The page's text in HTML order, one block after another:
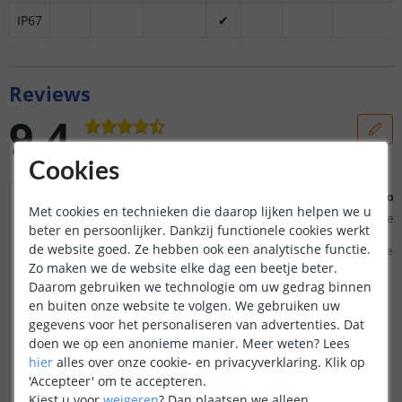
IP67 ✔
Reviews
9.4 Gebaseerd op 3 reviews
Besteld en geleverd als onderdeel van een
complete set, samengesteld met behulp
van een vriendelijke medewerkster in de
showroom. Duidelijke uitleg en toelichting.
Pakket snel geleverd en in goede orde
ontvangen.
Inhoud gecontroleerd, compleet met
bevestigingsmaterialen e.d. en zgn. koude
test uitgevoerd. Alles in orde bevonden en
naar wens zoals besproken. Definitieve
montage moet nog plaatsvinden.
best ok
mooie rechte
bevestiging
makkelijk te plaatsen
Cookies
Met cookies en technieken die daarop lijken helpen we u
beter en persoonlijker. Dankzij functionele cookies werkt
de website goed. Ze hebben ook een analytische functie.
Zo maken we de website elke dag een beetje beter.
Daarom gebruiken we technologie om uw gedrag binnen
en buiten onze website te volgen. We gebruiken uw
gegevens voor het personaliseren van advertenties. Dat
doen we op een anonieme manier. Meer weten? Lees
hier alles over onze cookie- en privacyverklaring. Klik op
'Accepteer' om te accepteren.